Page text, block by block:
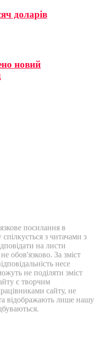
доларів
новий
посилання в
з читачами з
на листи
обов'язково. За зміст
несе
не поділяти зміст
є творчим
сайту, не
відображають лише нашу